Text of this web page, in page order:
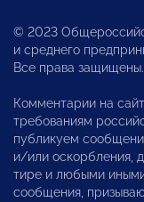
© 2023
и среднего
Все права защищены.
Комментарии на
требованиям
публикуем
и/или оскорбления,
тире и любыми
сообщения,